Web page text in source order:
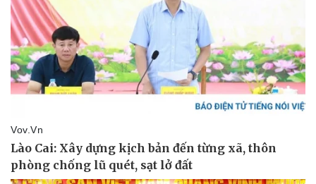
Sức khỏe
Dinh dưỡng - món ngon
Cây thuốc
Sản phụ khoa
Nhi khoa
Nam khoa
Phòng mạch online
Đời sống
Nhà đẹp
Tình yêu - Gia đình